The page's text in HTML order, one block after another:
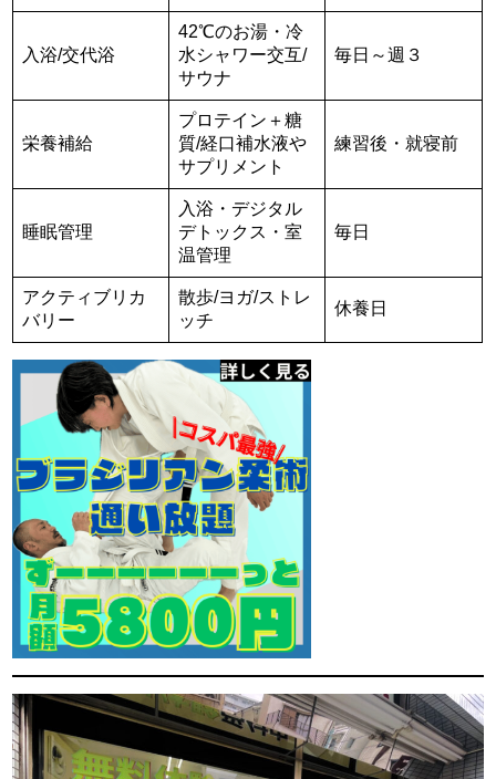
入浴/交代浴
42℃のお湯・冷
水シャワー交互/
サウナ
毎日～週３
栄養補給
プロテイン＋糖
質/経口補水液や
サプリメント
練習後・就寝前
睡眠管理
入浴・デジタル
デトックス・室
温管理
毎日
アクティブリカ
バリー
散歩/ヨガ/ストレ
ッチ
休養日